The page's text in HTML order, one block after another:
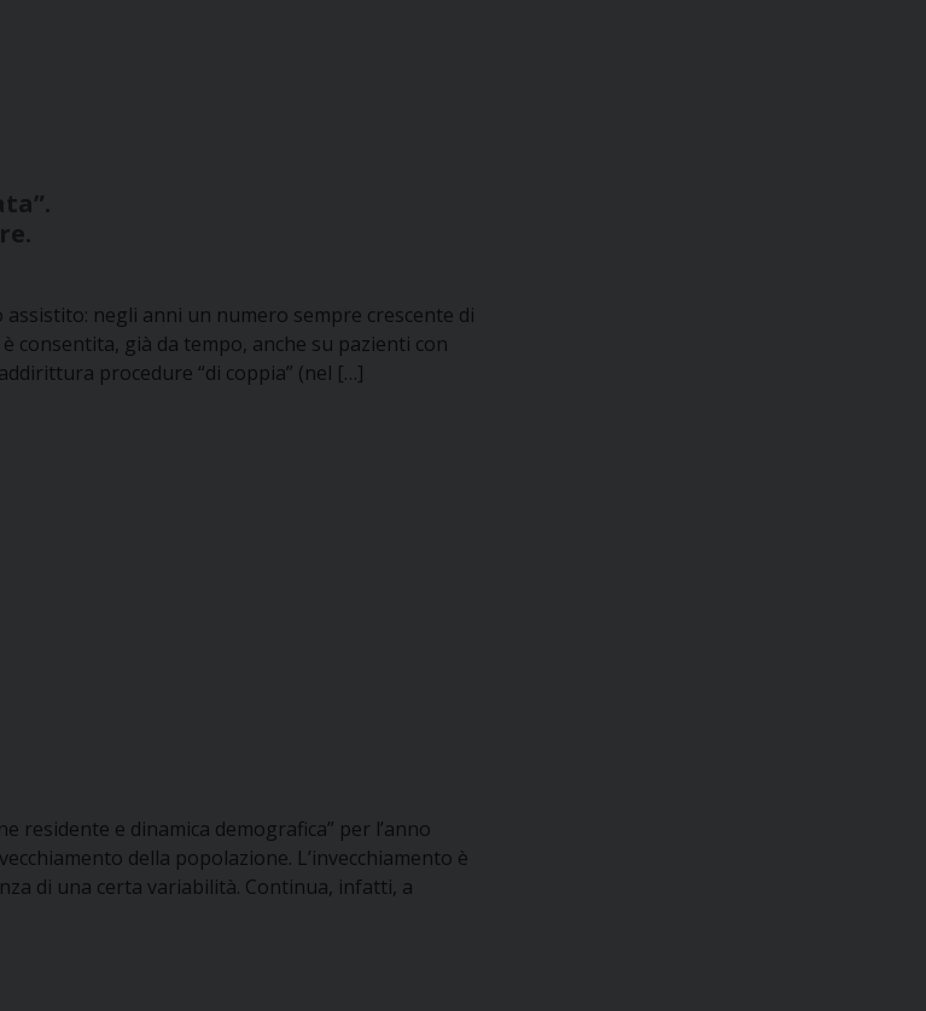
assistito: negli anni un numero sempre crescente di
consentita, già da tempo, anche su pazienti con
procedure “di coppia” (nel […]
residente e dinamica demografica” per l’anno
della popolazione. L’invecchiamento è
di una certa variabilità. Continua, infatti, a